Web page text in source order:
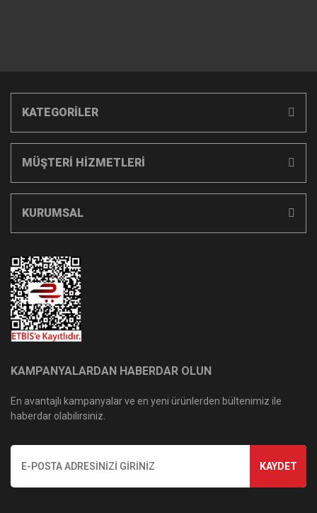
KATEGORİLER
MÜŞTERİ HİZMETLERİ
KURUMSAL
KAMPANYALARDAN HABERDAR OLUN
En avantajlı kampanyalar ve en yeni ürünlerden bültenimiz ile
haberdar olabilirsiniz.
KAYDET